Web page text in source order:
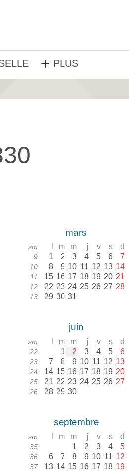
PLUS
mars
sm m m j v s d
9 1 2 3 4 5 6 7
10 8 9 10 11 12 13 14
11 15 16 17 18 19 20 21
12 22 23 24 25 26 27 28
13 29 30 31
juin
sm m m j v s d
22 1 2 3 4 5 6
23 7 8 9 10 11 12 13
24 14 15 16 17 18 19 20
25 21 22 23 24 25 26 27
26 28 29 30
septembre
sm m m j v s d
35 1 2 3 4 5
36 6 7 8 9 10 11 12
37 13 14 15 16 17 18 19